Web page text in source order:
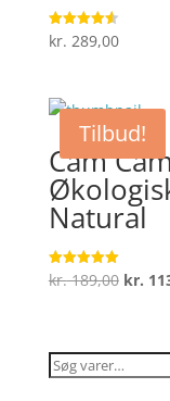
Vurderet
4.6
kr. 289,00
Tilbud!
Cam
Natural
Vurderet
5
kr.189,00 Den
var:
kr.
kr.
Søg